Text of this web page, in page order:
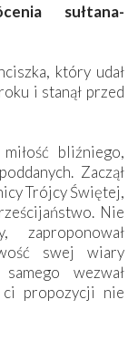
sułtana-
który udał
i stanął przed
bliźniego,
Zaczął
Trójcy Świętej,
Nie
zaproponował
swej wiary
wezwał
ci propozycji nie